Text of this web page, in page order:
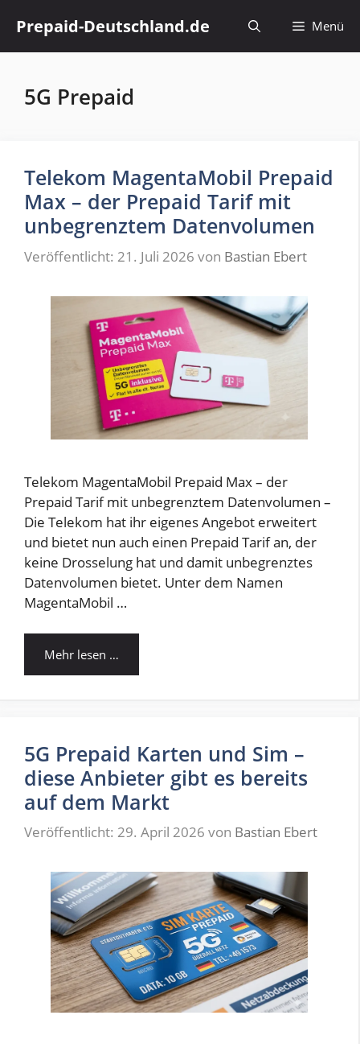
Inhalt
springen
Prepaid-Deutschland.de Menü
5G Prepaid
Telekom MagentaMobil Prepaid
Max – der Prepaid Tarif mit
unbegrenztem Datenvolumen
Veröffentlicht: 21. Juli 2026 von Bastian Ebert
Telekom MagentaMobil Prepaid Max – der
Prepaid Tarif mit unbegrenztem Datenvolumen –
Die Telekom hat ihr eigenes Angebot erweitert
und bietet nun auch einen Prepaid Tarif an, der
keine Drosselung hat und damit unbegrenztes
Datenvolumen bietet. Unter dem Namen
MagentaMobil …
Mehr lesen …
5G Prepaid Karten und Sim –
diese Anbieter gibt es bereits
auf dem Markt
Veröffentlicht: 29. April 2026 von Bastian Ebert